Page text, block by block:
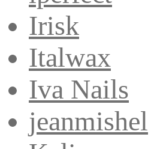
Irisk
Italwax
Iva Nails
jeanmishel